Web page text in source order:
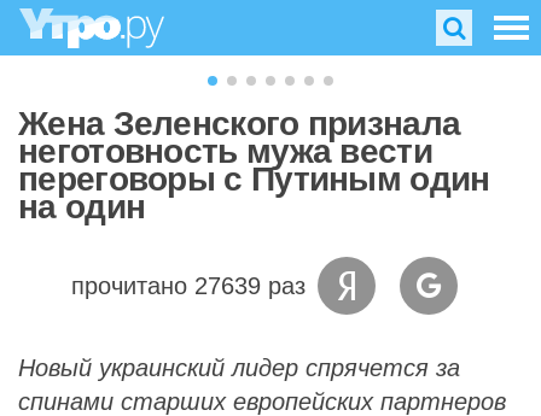
Жена Зеленского признала
неготовность мужа вести
переговоры с Путиным один
на один
прочитано 27639 раз
Новый украинский лидер спрячется за
спинами старших европейских партнеров